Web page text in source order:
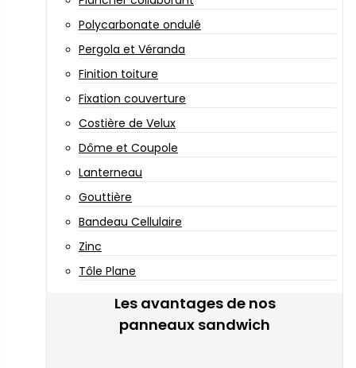
Polycarbonate ondulé
Pergola et Véranda
Finition toiture
Fixation couverture
Costière de Velux
Dôme et Coupole
Lanterneau
Gouttière
Bandeau Cellulaire
Zinc
Tôle Plane
Les avantages de nos
panneaux sandwich